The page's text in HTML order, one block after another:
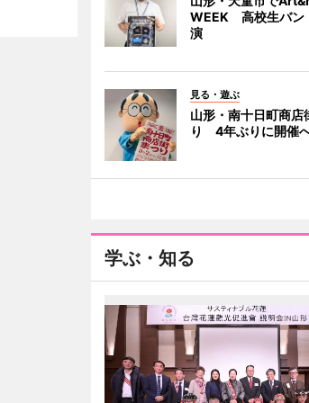
WEEK 高校生バン
演
見る・遊ぶ
山形・南十日町商店
り 4年ぶりに開催
学ぶ・知る